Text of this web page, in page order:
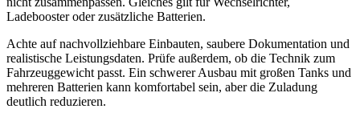
Ladebooster oder zusätzliche Batterien.
Achte auf nachvollziehbare Einbauten, saubere Dokumentation und
realistische Leistungsdaten. Prüfe außerdem, ob die Technik zum
Fahrzeuggewicht passt. Ein schwerer Ausbau mit großen Tanks und
mehreren Batterien kann komfortabel sein, aber die Zuladung
deutlich reduzieren.